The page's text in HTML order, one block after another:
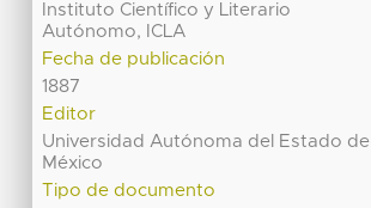
Instituto Científico y Literario
Autónomo, ICLA
Fecha de publicación
1887
Editor
Universidad Autónoma del Estado de
México
Tipo de documento